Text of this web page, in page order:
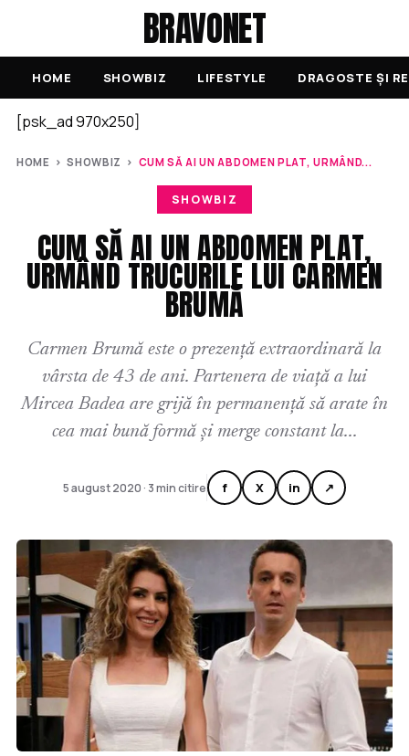
BRAVONET
HOME SHOWBIZ LIFESTYLE DRAGOSTE ȘI
[psk_ad 970x250]
HOME ›SHOWBIZ › CUM SĂ AI UN ABDOMEN PLAT, URMÂND...
SHOWBIZ
CUM SĂ AI UN ABDOMEN PLAT,
URMÂND TRUCURILE LUI CARMEN
BRUMĂ
Carmen Brumă este o prezență extraordinară la
vârsta de 43 de ani. Partenera de viață a lui
Mircea Badea are grijă în permanență să arate în
cea mai bună formă și merge constant la...
5 august 2020 · 3 min citire f X in ↗